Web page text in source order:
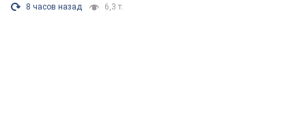
8 часов назад 6,3 т.